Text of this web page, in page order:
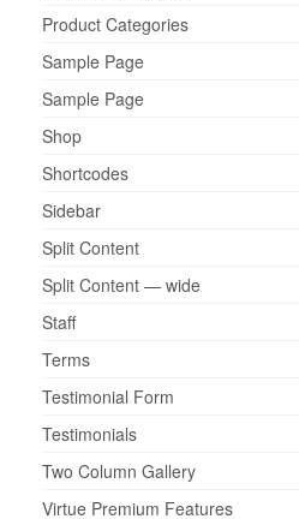
Product Categories
Sample Page
Sample Page
Shop
Shortcodes
Sidebar
Split Content
Split Content — wide
Staff
Terms
Testimonial Form
Testimonials
Two Column Gallery
Virtue Premium Features